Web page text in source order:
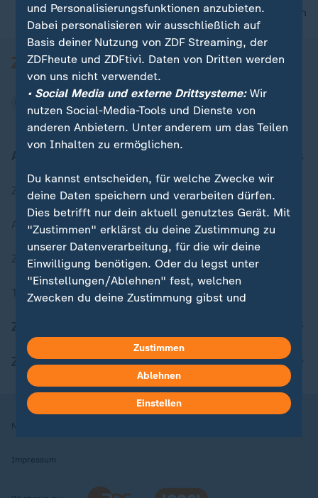
nach oben
Zuletzt veröffentlicht
Aktuelle Sendungs-Videos
ZDFheute Stories
Themen im Überblick
ZDFheute Apps
Nutzungsbedingungen
Impressum
und Personalisierungsfunktionen anzubieten.
Dabei personalisieren wir ausschließlich auf
Basis deiner Nutzung von ZDF Streaming, der
ZDFheute und ZDFtivi. Daten von Dritten werden
von uns nicht verwendet.
• Social Media und externe Drittsysteme:Wir
nutzen Social-Media-Tools und Dienste von
anderen Anbietern. Unter anderem um das Teilen
von Inhalten zu ermöglichen.
Du kannst entscheiden, für welche Zwecke wir
deine Daten speichern und verarbeiten dürfen.
Dies betrifft nur dein aktuell genutztes Gerät. Mit
"Zustimmen" erklärst du deine Zustimmung zu
unserer Datenverarbeitung, für die wir deine
Einwilligung benötigen. Oder du legst unter
"Einstellungen/Ablehnen" fest, welchen
Zwecken du deine Zustimmung gibst und
in deinen Einstellungen widerrufen oder ändern.
Hier findest du das Impressum.
Weitere Informationen findest du in unserer
Datenschutzerklärung.
Zustimmen
Ablehnen
Einstellen